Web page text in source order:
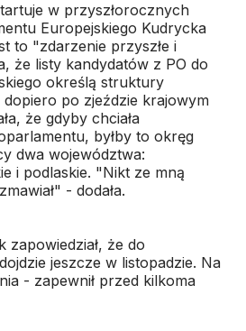
w przyszłorocznych
Europejskiego Kudrycka
to "zdarzenie przyszłe i
że listy kandydatów z PO do
określą struktury
po zjeździe krajowym
że gdyby chciała
byłby to okręg
dwa województwa:
i podlaskie. "Nikt ze mną
- dodała.
zapowiedział, że do
jeszcze w listopadzie. Na
- zapewnił przed kilkoma